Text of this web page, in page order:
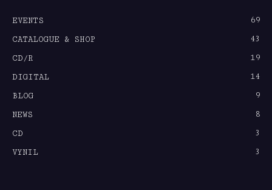
EVENTS
69
CATALOGUE & SHOP
43
CD/R
19
DIGITAL
14
BLOG
9
NEWS
8
CD
3
VYNIL
3